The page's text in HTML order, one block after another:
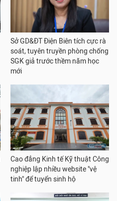
Sở GD&ĐT Điện Biên tích cực rà
soát, tuyên truyền phòng chống
SGK giả trước thềm năm học
mới
Cao đẳng Kinh tế Kỹ thuật Công
nghiệp lập nhiều website "vệ
tinh" để tuyển sinh hộ